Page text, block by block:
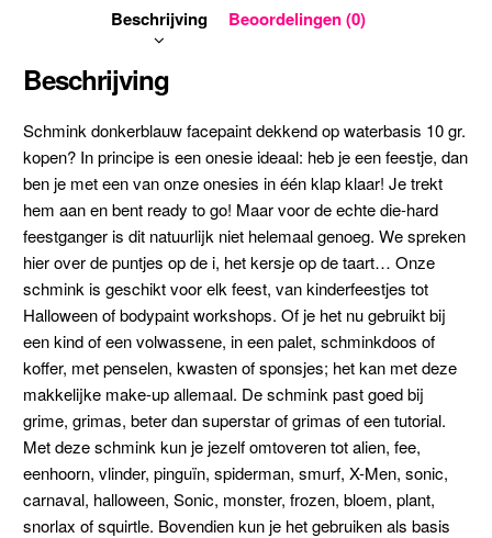
Beschrijving Beoordelingen (0)
Beschrijving
Schmink donkerblauw facepaint dekkend op waterbasis 10 gr.
kopen? In principe is een onesie ideaal: heb je een feestje, dan
ben je met een van onze onesies in één klap klaar! Je trekt
hem aan en bent ready to go! Maar voor de echte die-hard
feestganger is dit natuurlijk niet helemaal genoeg. We spreken
hier over de puntjes op de i, het kersje op de taart… Onze
schmink is geschikt voor elk feest, van kinderfeestjes tot
Halloween of bodypaint workshops. Of je het nu gebruikt bij
een kind of een volwassene, in een palet, schminkdoos of
koffer, met penselen, kwasten of sponsjes; het kan met deze
makkelijke make-up allemaal. De schmink past goed bij
grime, grimas, beter dan superstar of grimas of een tutorial.
Met deze schmink kun je jezelf omtoveren totalien, fee,
eenhoorn, vlinder, pinguïn, spiderman, smurf, X-Men, sonic,
carnaval, halloween, Sonic, monster, frozen, bloem, plant,
snorlax of squirtle. Bovendien kun je het gebruiken als basis